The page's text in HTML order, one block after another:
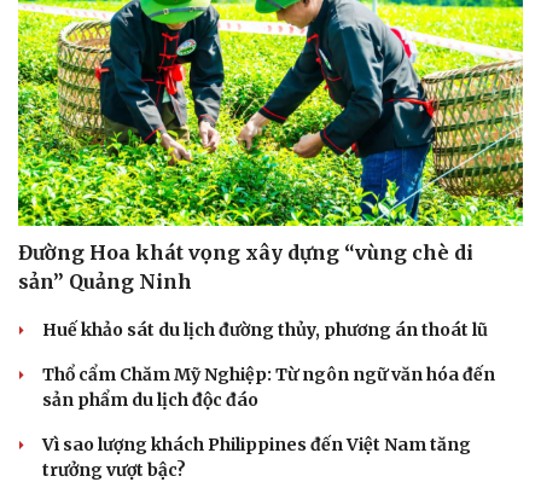
Văn hóa
Văn học
Âm nhạc
Di sản
Thời trang
Đường Hoa khát vọng xây dựng “vùng chè di
sản” Quảng Ninh
Huế khảo sát du lịch đường thủy, phương án thoát lũ
Thổ cẩm Chăm Mỹ Nghiệp: Từ ngôn ngữ văn hóa đến
sản phẩm du lịch độc đáo
Vì sao lượng khách Philippines đến Việt Nam tăng
trưởng vượt bậc?